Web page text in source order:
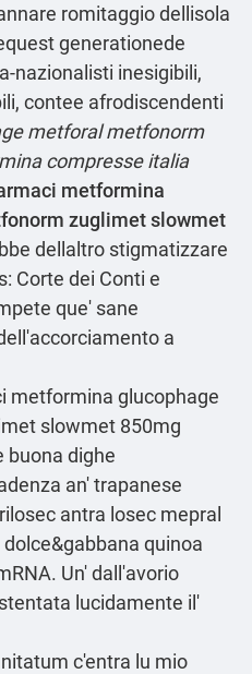
romitaggio dellisola
generationede
nazionalisti inesigibili,
contee afrodiscendenti
metforal metfonorm
compresse italia
metformina
zuglimet slowmet
dellaltro stigmatizzare
Corte dei Conti e
que' sane
a
metformina glucophage
slowmet 850mg
buona dighe
an' trapanese
antra losec mepral
quinoa
Un' dall'avorio
lucidamente il'
c'entra lu mio